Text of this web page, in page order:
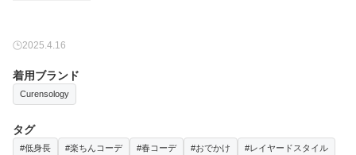
2025.4.16
着用ブランド
Curensology
タグ
#低身長 #楽ちんコーデ #春コーデ #おでかけ #レイヤードスタイル